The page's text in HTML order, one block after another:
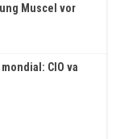
Muscel vor
CIO va